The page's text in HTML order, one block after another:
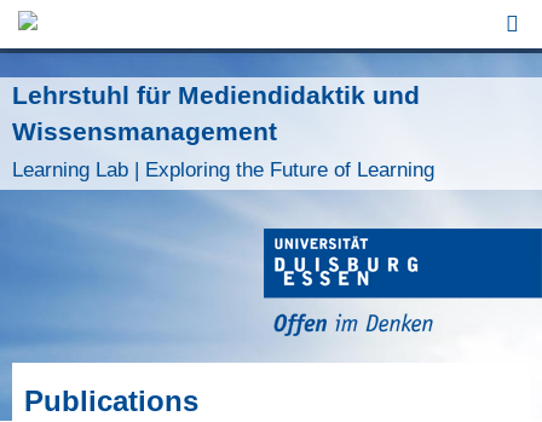
Lehrstuhl für Mediendidaktik und
Wissensmanagement
Learning Lab | Exploring the Future of Learning
Publications